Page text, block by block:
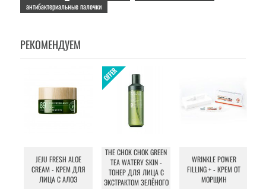
антибактериальные палочки
РЕКОМЕНДУЕМ
JEJU FRESH ALOE
CREAM - КРЕМ ДЛЯ
ЛИЦА С АЛОЭ
THE CHOK CHOK GREEN
TEA WATERY SKIN -
ТОНЕР ДЛЯ ЛИЦА С
ЭКСТРАКТОМ ЗЕЛЁНОГО
WRINKLE POWER
FILLING + - КРЕМ ОТ
МОРЩИН